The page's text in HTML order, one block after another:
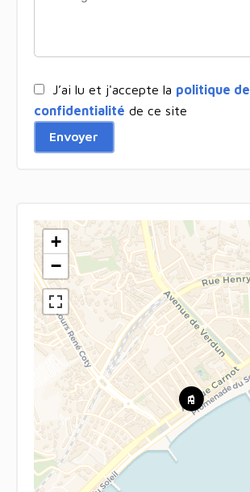
J’ai lu et j'accepte la politique de
confidentialité de ce site
Envoyer
+
−